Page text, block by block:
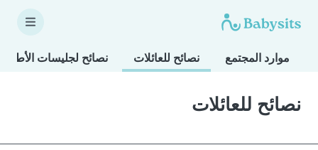
موارد المجتمع نصائح للعائلات نصائح لجليسات
نصائح للعائلات